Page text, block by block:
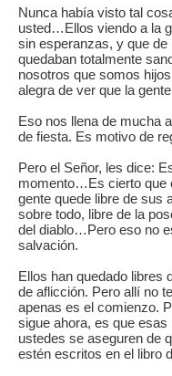
Nunca había visto tal
usted…Ellos viendo a la
sin esperanzas, y que de
quedaban totalmente
nosotros que somos
alegra de ver que la
Eso nos llena de mucha
de fiesta. Es motivo de
Pero el Señor, les dice:
momento…Es cierto que
gente quede libre de sus
sobre todo, libre de la
del diablo…Pero eso no
salvación.
Ellos han quedado libres
de aflicción. Pero allí no
apenas es el comienzo.
sigue ahora, es que
ustedes se aseguren de
estén escritos en el libro